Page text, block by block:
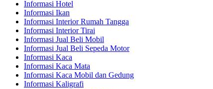
Informasi Hotel
Informasi Ikan
Informasi Interior Rumah Tangga
Informasi Interior Tirai
Informasi Jual Beli Mobil
Informasi Jual Beli Sepeda Motor
Informasi Kaca
Informasi Kaca Mata
Informasi Kaca Mobil dan Gedung
Informasi Kaligrafi